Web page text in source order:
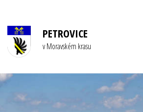
PETROVICE
v Moravském krasu